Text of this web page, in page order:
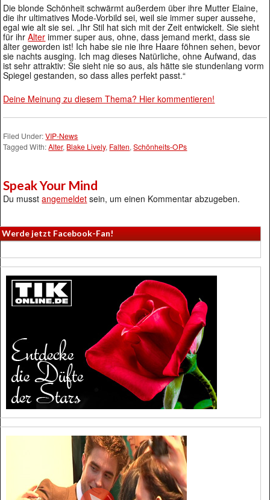
Die blonde Schönheit schwärmt außerdem über ihre Mutter Elaine,
die ihr ultimatives Mode-Vorbild sei, weil sie immer super aussehe,
egal wie alt sie sei. „Ihr Stil hat sich mit der Zeit entwickelt. Sie sieht
für ihrAlter immer super aus, ohne, dass jemand merkt, dass sie
älter geworden ist! Ich habe sie nie ihre Haare föhnen sehen, bevor
sie nachts ausging. Ich mag dieses Natürliche, ohne Aufwand, das
ist sehr attraktiv: Sie sieht nie so aus, als hätte sie stundenlang vorm
Spiegel gestanden, so dass alles perfekt passt.“
Deine Meinung zu diesem Thema? Hier kommentieren!
Filed Under:VIP-News
Tagged With:Alter, Blake Lively, Falten,Schönheits-OPs
Speak Your Mind
Du musstangemeldet sein, um einen Kommentar abzugeben.
Werde jetzt Facebook-Fan!